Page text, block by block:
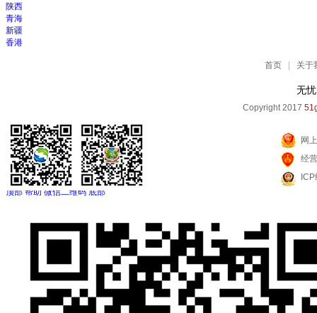
陕西
青海
新疆
香港
首页 关于
无
Copyright 2017
网
经
顶部 帮助 微信二维码 底部